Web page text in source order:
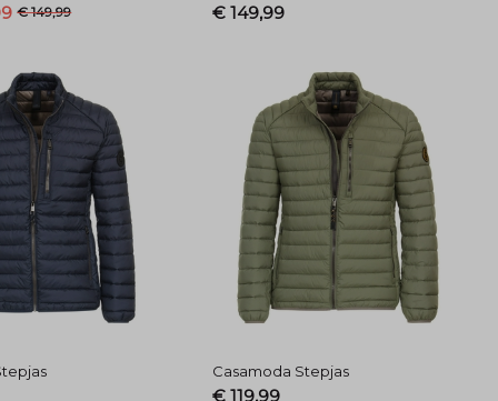
€ 149,99 € 149,99
Casamoda Stepjas
€ 119,99